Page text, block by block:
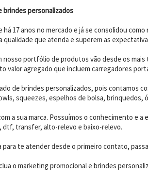
brindes personalizados
17 anos no mercado e já se consolidou
qualidade que atenda e superem as
nosso portfólio de produtos vão desde os
valor agregado que incluem carregadores
de brindes personalizados, pois contamos
squeezes, espelhos de bolsa,
a sua marca. Possuímos o conhecimento e
dtf, transfer, alto-relevo e baixo-relevo.
te atender desde o primeiro contato,
o marketing promocional e brindes